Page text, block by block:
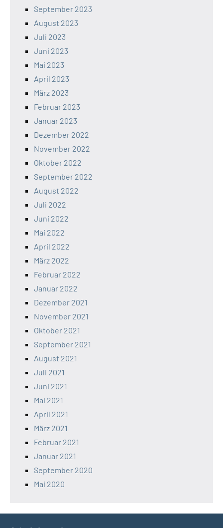
September 2023
August 2023
Juli 2023
Juni 2023
Mai 2023
April 2023
März 2023
Februar 2023
Januar 2023
Dezember 2022
November 2022
Oktober 2022
September 2022
August 2022
Juli 2022
Juni 2022
Mai 2022
April 2022
März 2022
Februar 2022
Januar 2022
Dezember 2021
November 2021
Oktober 2021
September 2021
August 2021
Juli 2021
Juni 2021
Mai 2021
April 2021
März 2021
Februar 2021
Januar 2021
September 2020
Mai 2020